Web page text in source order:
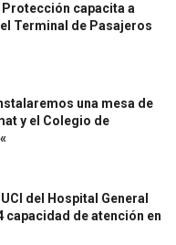
capacita a
Terminal de Pasajeros
una mesa de
y el Colegio de
del Hospital General
capacidad de atención en